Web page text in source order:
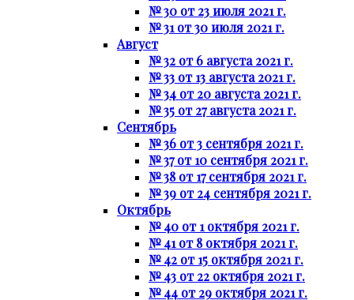
№ 30 от 23 июля 2021 г.
№ 31 от 30 июля 2021 г.
Август
№ 32 от 6 августа 2021 г.
№ 33 от 13 августа 2021 г.
№ 34 от 20 августа 2021 г.
№ 35 от 27 августа 2021 г.
Сентябрь
№ 36 от 3 сентября 2021 г.
№ 37 от 10 сентября 2021 г.
№ 38 от 17 сентября 2021 г.
№ 39 от 24 сентября 2021 г.
Октябрь
№ 40 от 1 октября 2021 г.
№ 41 от 8 октября 2021 г.
№ 42 от 15 октября 2021 г.
№ 43 от 22 октября 2021 г.
№ 44 от 29 октября 2021 г.